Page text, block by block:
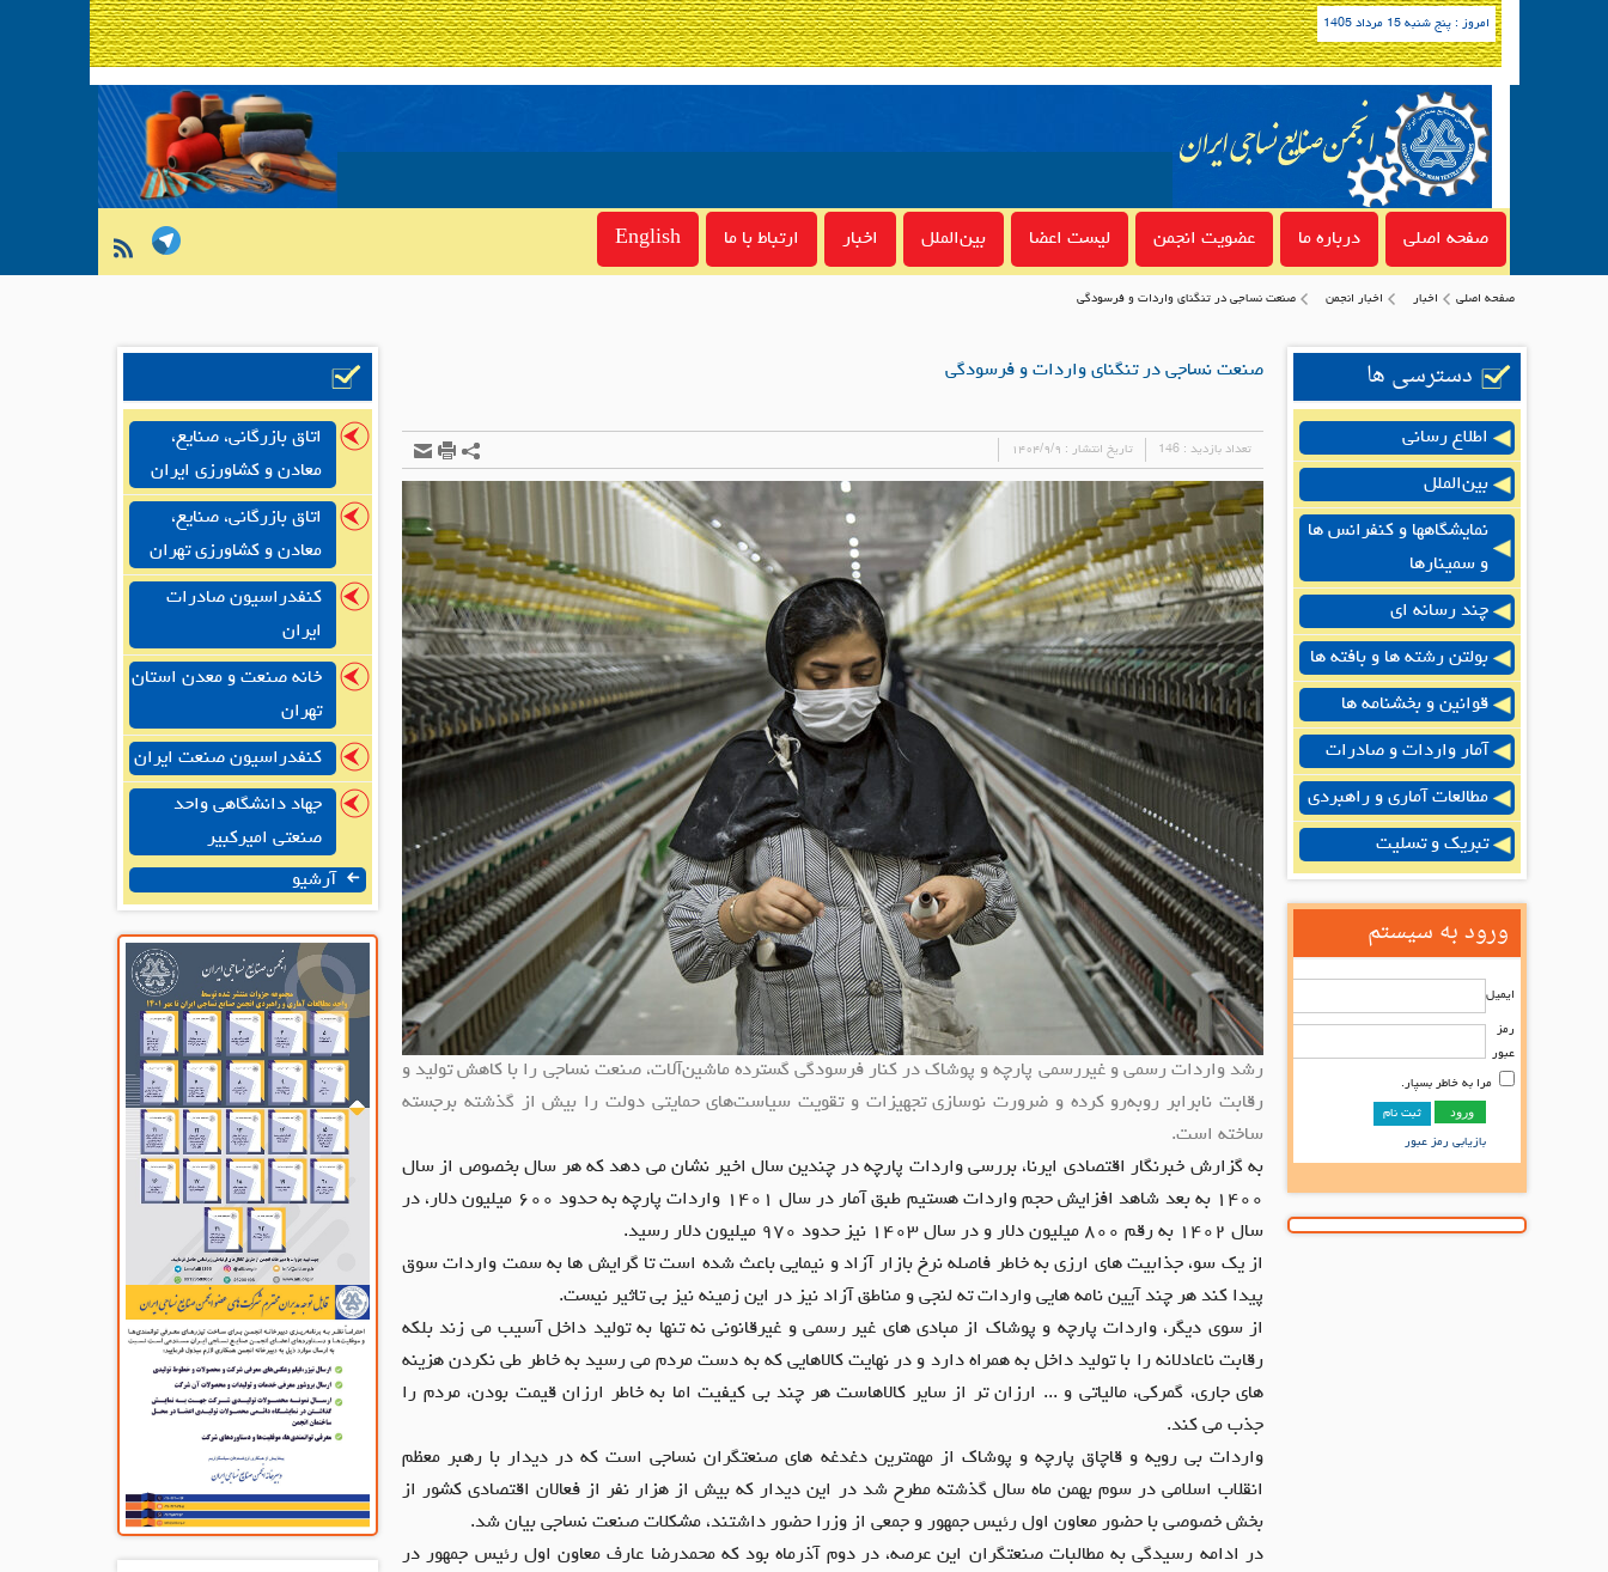
امروز : پنج شنبه 15 مرداد 1405
صفحه اصلی درباره ما عضویت انجمن لیست اعضا بین‌الملل اخبار ارتباط با ما English
صفحه اصلی اخبار اخبار انجمن صنعت نساجی در تنگنای واردات و فرسودگی
دسترسی ها
اطلاع رسانی
بین‌الملل
نمایشگاهها و کنفرانس ها
و سمینارها
چند رسانه ای
بولتن رشته ها و بافته ها
قوانین و بخشنامه ها
آمار واردات و صادرات
مطالعات آماری و راهبردی
تبریک و تسلیت
ورود به سیستم
ایمیل
رمز
عبور
مرا به خاطر بسپار.
ثبت نام
بازیابی رمز عبور
صنعت نساجی در تنگنای واردات و فرسودگی
تعداد بازدید : 146 تاریخ انتشار : ۱۴۰۴/۹/۹
رشد واردات رسمی و غیررسمی پارچه و پوشاک در کنار فرسودگی گسترده ماشین‌آلات، صنعت نساجی را با کاهش تولید و
رقابت نابرابر روبه‌رو کرده و ضرورت نوسازی تجهیزات و تقویت سیاست‌های حمایتی دولت را بیش از گذشته برجسته
ساخته است.
به گزارش خبرنگار اقتصادی ایرنا، بررسی واردات پارچه در چندین سال اخیر نشان می دهد که هر سال بخصوص از سال
۱۴۰۰ به بعد شاهد افزایش حجم واردات هستیم طبق آمار در سال ۱۴۰۱ واردات پارچه به حدود ۶۰۰ میلیون دلار، در
سال ۱۴۰۲ به رقم ۸۰۰ میلیون دلار و در سال ۱۴۰۳ نیز حدود ۹۷۰ میلیون دلار رسید.
از یک سو، جذابیت های ارزی به خاطر فاصله نرخ بازار آزاد و نیمایی باعث شده است تا گرایش ها به سمت واردات سوق
پیدا کند هر چند آیین نامه هایی واردات ته لنجی و مناطق آزاد نیز در این زمینه نیز بی تاثیر نیست.
از سوی دیگر، واردات پارچه و پوشاک از مبادی های غیر رسمی و غیرقانونی نه تنها به تولید داخل آسیب می زند بلکه
رقابت ناعادلانه را با تولید داخل به همراه دارد و در نهایت کالاهایی که به دست مردم می رسید به خاطر طی نکردن هزینه
های جاری، گمرکی، مالیاتی و ... ارزان تر از سایر کالاهاست هر چند بی کیفیت اما به خاطر ارزان قیمت بودن، مردم را
جذب می کند.
واردات بی رویه و قاچاق پارچه و پوشاک از مهمترین دغدغه های صنعتگران نساجی است که در دیدار با رهبر معظم
انقلاب اسلامی در سوم بهمن ماه سال گذشته مطرح شد در این دیدار که بیش از هزار نفر از فعالان اقتصادی کشور از
بخش خصوصی با حضور معاون اول رئیس جمهور و جمعی از وزرا حضور داشتند، مشکلات صنعت نساجی بیان شد.
در ادامه رسیدگی به مطالبات صنعتگران این عرصه، در دوم آذرماه بود که محمدرضا عارف معاون اول رئیس جمهور در
اتاق بازرگانی، صنایع،
معادن و کشاورزی ایران
اتاق بازرگانی، صنایع،
معادن و کشاورزی تهران
کنفدراسیون صادرات
ایران
خانه صنعت و معدن استان
تهران
کنفدراسیون صنعت ایران
جهاد دانشگاهی واحد
صنعتی امیرکبیر
آرشیو